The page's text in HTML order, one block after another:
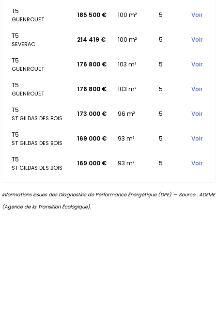
T5
GUENROUET
185 500 € 100 m² 5 Voir
T5
SEVERAC
214 419 € 100 m² 5 Voir
T5
GUENROUET
176 800 € 103 m² 5 Voir
T5
GUENROUET
176 800 € 103 m² 5 Voir
T5
ST GILDAS DES BOIS
173 000 € 96 m² 5 Voir
T5
ST GILDAS DES BOIS
169 000 € 93 m² 5 Voir
T5
ST GILDAS DES BOIS
169 000 € 93 m² 5 Voir
Informations issues des Diagnostics de Performance Énergétique (DPE) — Source : ADEME
(Agence de la Transition Écologique).